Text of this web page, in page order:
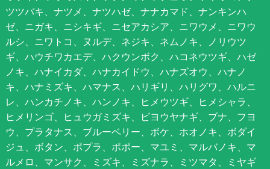
ツツバキ、ナツメ、ナツハゼ、ナナカマド、ナンキンハ
ゼ、ニガキ、ニシキギ、ニセアカシア、ニワウメ、ニワウ
ルシ、ニワトコ、ヌルデ、ネジキ、ネムノキ、ノリウツ
ギ、ハウチワカエデ、ハクウンボク、ハコネウツギ、ハゼ
ノキ、ハナイカダ、ハナカイドウ、ハナズオウ、ハナノ
キ、ハナミズキ、ハマナス、ハリギリ、ハリグワ、ハルニ
レ、ハンカチノキ、ハンノキ、ヒメウツギ、ヒメシャラ、
ヒメリンゴ、ヒュウガミズキ、ビヨウヤナギ、ブナ、フヨ
ウ、プラタナス、ブルーベリー、ボケ、ホオノキ、ボダイ
ジュ、ボタン、ポプラ、ポポー、マユミ、マルバノキ、マ
ルメロ、マンサク、ミズキ、ミズナラ、ミツマタ、ミヤギ